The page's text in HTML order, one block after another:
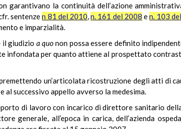
garantivano la continuità dell’azione
sentenzen 81 del 2010,n. 161 del 2008 en. 103
e imparzialità.
il giudizio a quonon possa essere definito
infondata per quanto attiene al prospettato
un’articolata ricostruzione degli atti di
successivo appello avverso la medesima.
di lavoro con incarico di direttore sanitario
generale, all’epoca in carica, dell’azienda